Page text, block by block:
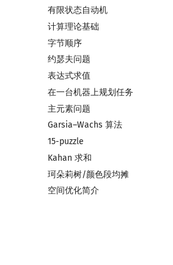
树上莫队
回滚莫队
二维莫队
莫队二次离线
莫队配合 bitset
随机化技巧
爬山算法
模拟退火
有限状态自动机
计算理论基础
字节顺序
约瑟夫问题
表达式求值
在一台机器上规划任务
主元素问题
Garsia–Wachs 算法
15-puzzle
Kahan 求和
珂朵莉树/颜色段均摊
空间优化简介